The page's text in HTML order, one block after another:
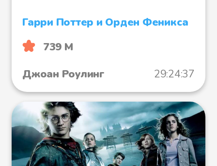
Гарри Поттер и Орден Феникса
739 М
Джоан Роулинг
29:24:37